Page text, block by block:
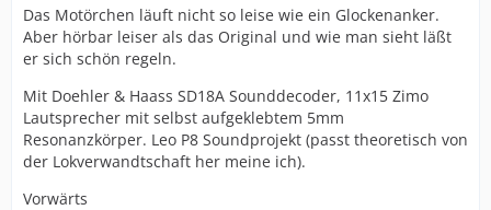
Das Motörchen läuft nicht so leise wie ein Glockenanker.
Aber hörbar leiser als das Original und wie man sieht läßt
er sich schön regeln.
Mit Doehler & Haass SD18A Sounddecoder, 11x15 Zimo
Lautsprecher mit selbst aufgeklebtem 5mm
Resonanzkörper. Leo P8 Soundprojekt (passt theoretisch von
der Lokverwandtschaft her meine ich).
Vorwärts